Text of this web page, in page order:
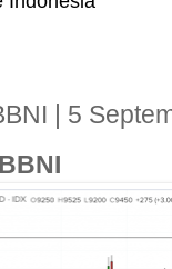
| 5